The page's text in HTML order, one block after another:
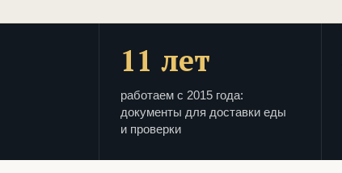
11 лет
работаем с 2015 года:
документы для доставки еды
и проверки